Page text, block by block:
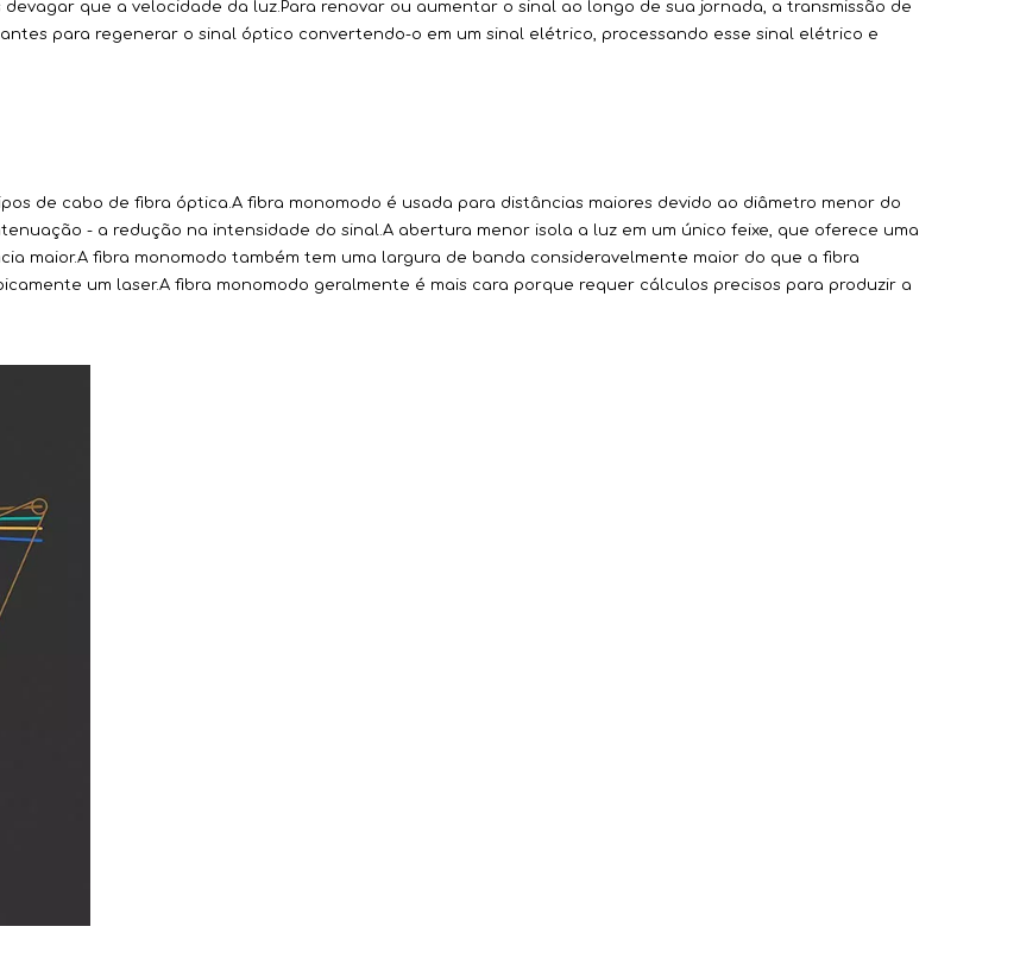
devagar que a velocidade da luz.Para renovar ou aumentar o sinal ao longo de sua jornada, a transmissão de
para regenerar o sinal óptico convertendo-o em um sinal elétrico, processando esse sinal elétrico e
de cabo de fibra óptica.A fibra monomodo é usada para distâncias maiores devido ao diâmetro menor do
- a redução na intensidade do sinal.A abertura menor isola a luz em um único feixe, que oferece uma
maior.A fibra monomodo também tem uma largura de banda consideravelmente maior do que a fibra
um laser.A fibra monomodo geralmente é mais cara porque requer cálculos precisos para produzir a